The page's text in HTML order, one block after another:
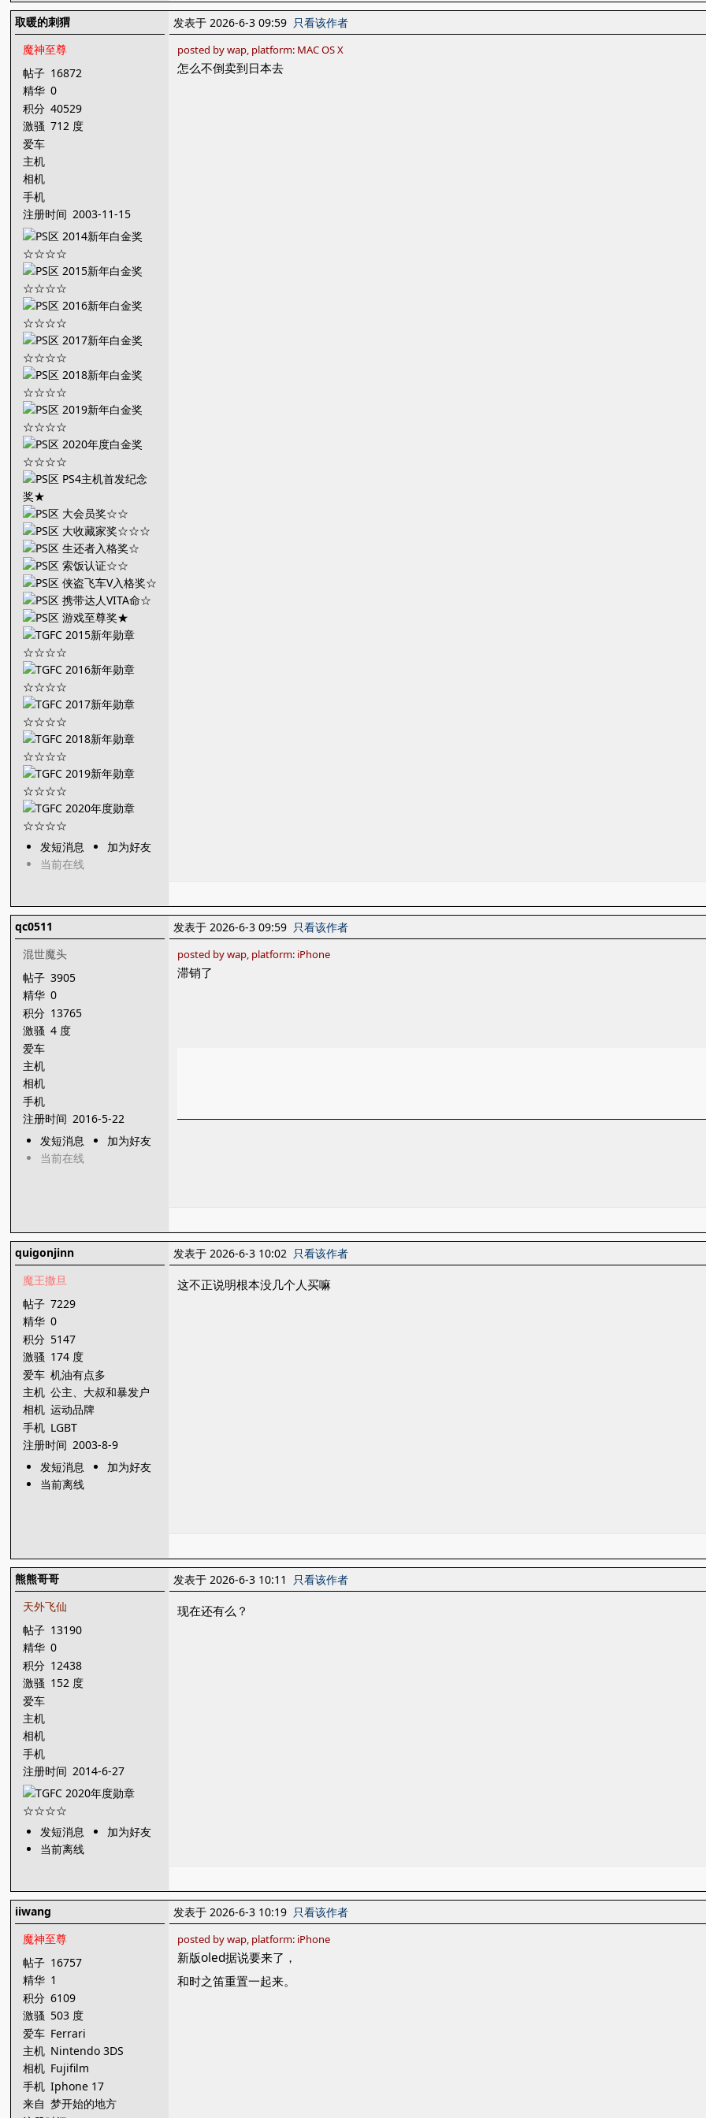
取暖的刺猬
魔神至尊
帖子 16872
精华 0
积分 40529
激骚 712 度
爱车
主机
相机
手机
注册时间 2003-11-15
发短消息
加为好友
当前在线
发表于 2026-6-3 09:59 只看该作者
posted by wap, platform: MAC OS X
怎么不倒卖到日本去
qc0511
混世魔头
帖子 3905
精华 0
积分 13765
激骚 4 度
爱车
主机
相机
手机
注册时间 2016-5-22
发短消息
加为好友
当前在线
发表于 2026-6-3 09:59 只看该作者
posted by wap, platform: iPhone
滞销了
quigonjinn
魔王撒旦
帖子 7229
精华 0
积分 5147
激骚 174 度
爱车 机油有点多
主机 公主、大叔和暴发户
相机 运动品牌
手机 LGBT
注册时间 2003-8-9
发短消息
加为好友
当前离线
发表于 2026-6-3 10:02 只看该作者
这不正说明根本没几个人买嘛
熊熊哥哥
天外飞仙
帖子 13190
精华 0
积分 12438
激骚 152 度
爱车
主机
相机
手机
注册时间 2014-6-27
发短消息
加为好友
当前离线
发表于 2026-6-3 10:11 只看该作者
现在还有么？
iiwang
魔神至尊
帖子 16757
精华 1
积分 6109
激骚 503 度
爱车 Ferrari
主机 Nintendo 3DS
相机 Fujifilm
手机 Iphone 17
来自 梦开始的地方
发表于 2026-6-3 10:19 只看该作者
posted by wap, platform: iPhone
新版oled据说要来了，
和时之笛重置一起来。